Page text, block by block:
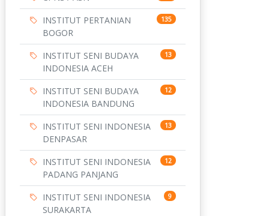
INSTITUT PERTANIAN
BOGOR
135
INSTITUT SENI BUDAYA
INDONESIA ACEH
13
INSTITUT SENI BUDAYA
INDONESIA BANDUNG
12
INSTITUT SENI INDONESIA
DENPASAR
13
INSTITUT SENI INDONESIA
PADANG PANJANG
12
INSTITUT SENI INDONESIA
SURAKARTA
9